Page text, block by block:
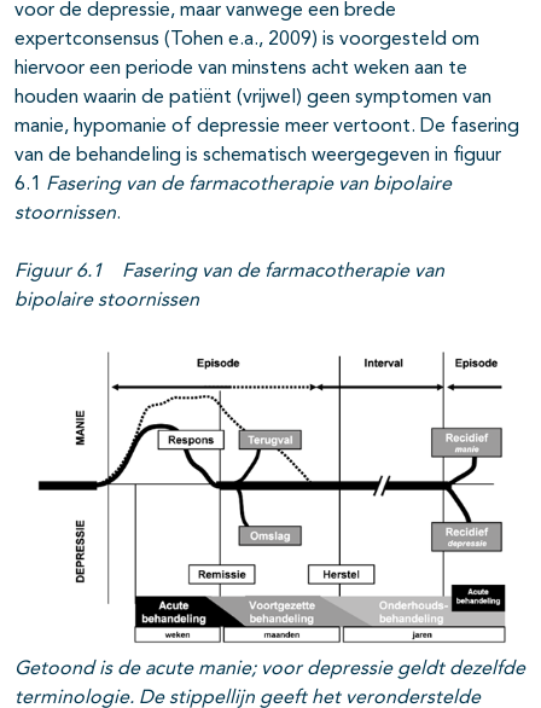
voor de depressie, maar vanwege een brede
expertconsensus (Tohen e.a., 2009) is voorgesteld om
hiervoor een periode van minstens acht weken aan te
houden waarin de patiënt (vrijwel) geen symptomen van
manie, hypomanie of depressie meer vertoont. De fasering
van de behandeling is schematisch weergegeven in figuur
6.1 Faseringvan de farmacotherapie van bipolaire
stoornissen.
Figuur 6.1 Fasering van de farmacotherapie van
bipolaire stoornissen
Getoond is de acute manie; voor depressie geldt dezelfde
terminologie. De stippellijn geeft het veronderstelde